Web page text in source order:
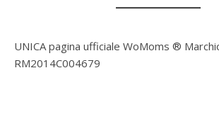
UNICA pagina ufficiale WoMoms ®
RM2014C004679